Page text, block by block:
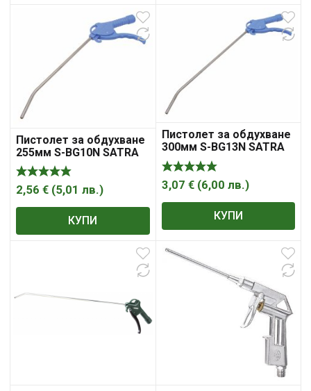
Пистолет за обдухване
255мм S-BG10N SATRA
2,56 € (5,01 лв.)
КУПИ
Пистолет за обдухване
300мм S-BG13N SATRA
3,07 € (6,00 лв.)
КУПИ